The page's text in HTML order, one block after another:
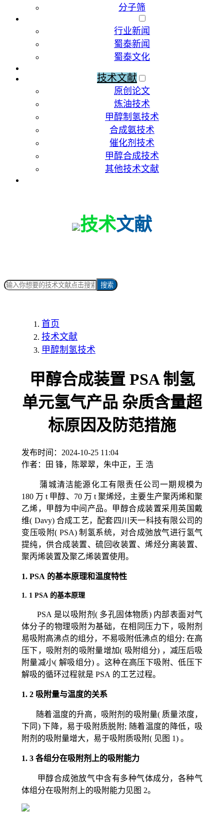
分子筛
行业新闻
蜀泰新闻
蜀泰文化
技术文献
原创论文
炼油技术
甲醇制氢技术
合成氨技术
催化剂技术
甲醇合成技术
其他技术文献
技术文献
搜索
首页
技术文献
甲醇制氢技术
甲醇合成装置 PSA 制氢
单元氢气产品 杂质含量超
标原因及防范措施
发布时间： 2024-10-25 11:04
作者：
田 锋，陈翠翠，朱中正，王 浩
蒲城清洁能源化工有限责任公司一期规模为
180 万t 甲醇、 70万 t 聚烯烃，主要生产聚丙烯和聚
乙烯，甲醇为中间产品。甲醇合成装置采用英国戴
维( Davy) 合成工艺，配套四川天一科技有限公司的
变压吸附( PSA) 制氢系统，对合成弛放气进行氢气
提纯，供合成装置、硫回收装置、烯烃分离装置、
聚丙烯装置及聚乙烯装置使用。
1. PSA 的基本原理和温度特性
1. 1 PSA 的基本原理
PSA 是以吸附剂( 多孔固体物质) 内部表面对气
体分子的物理吸附为基础，在相同压力下，吸附剂
易吸附高沸点的组分，不易吸附低沸点的组分; 在高
压下，吸附剂的吸附量增加( 吸附组分) ，减压后吸
附量减小( 解吸组分) 。这种在高压下吸附、低压下
解吸的循环过程就是 PSA 的工艺过程。
1. 2 吸附量与温度的关系
随着温度的升高，吸附剂的吸附量( 质量浓度，
下同) 下降，易于吸附质脱附; 随着温度的降低，吸
附剂的吸附量增大，易于吸附质吸附( 见图 1) 。
1. 3 各组分在吸附剂上的吸附能力
甲醇合成弛放气中含有多种气体成分，各种气
体组分在吸附剂上的吸附能力见图 2。